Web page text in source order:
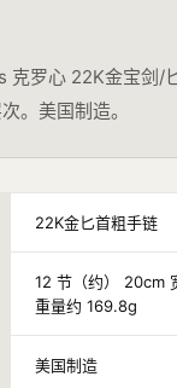
克罗心 22K金宝剑/
。美国制造。
22K金匕首粗手链
12 节（约） 20cm
重量约 169.8g
美国制造